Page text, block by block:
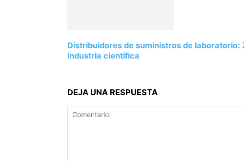
Distribuidores de suministros de laboratorio:
industria científica
DEJA UNA RESPUESTA